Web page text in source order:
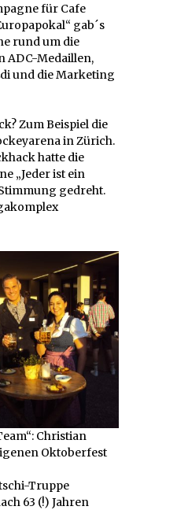
für Cafe
gab´s
rund um die
ADC-Medaillen,
und die Marketing
Zum Beispiel die
in Zürich.
hatte die
„Jeder ist ein
gedreht.
Christian
Oktoberfest
Truppe
63 (!) Jahren